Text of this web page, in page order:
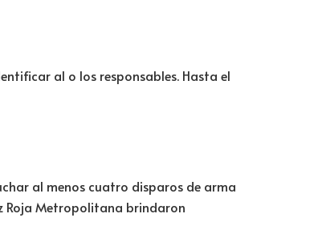
al o los responsables. Hasta el
al menos cuatro disparos de arma
Roja Metropolitana brindaron